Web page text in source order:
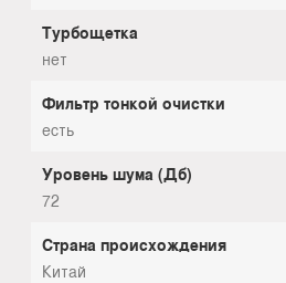
Турбощетка
нет
Фильтр тонкой очистки
есть
Уровень шума (Дб)
72
Страна происхождения
Китай